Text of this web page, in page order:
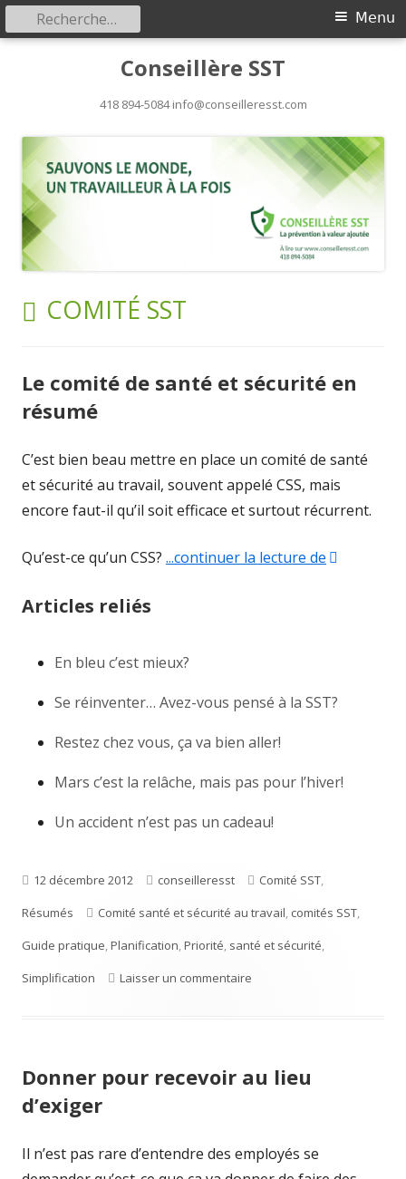
Conseillère SST
418 894-5084 info@conseilleresst.com
Menu
Menu
Rechercher :
CATÉGORIE :
COMITÉ SST
Le comité de santé et sécurité en
résumé
C’est bien beau mettre en place un comité de santé
et sécurité au travail, souvent appelé CSS, mais
encore faut-il qu’il soit efficace et surtout récurrent.
Qu’est-ce qu’un CSS? ...continuer la lecture de "Le comité
Articles reliés
En bleu c’est mieux?
Se réinventer… Avez-vous pensé à la SST?
Restez chez vous, ça va bien aller!
Mars c’est la relâche, mais pas pour l’hiver!
Un accident n’est pas un cadeau!
Publié
le
12 décembre 2012 Auteur
conseilleresst Catégories
Comité SST,
Résumés
Étiquettes
Comité santé et sécurité au travail, comités SST,
Guide pratique,Planification,Priorité, santé et sécurité,
Simplification
Laisser un commentaire
Donner pour recevoir au lieu
d’exiger
Il n’est pas rare d’entendre des employés se